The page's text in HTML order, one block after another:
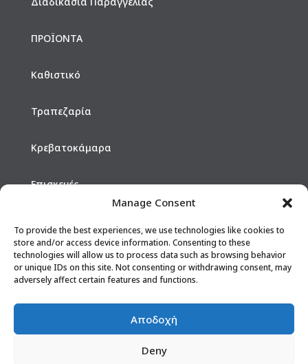
Manage Consent
To provide the best experiences, we use technologies like cookies to
store and/or access device information. Consenting to these
technologies will allow us to process data such as browsing behavior
or unique IDs on this site. Not consenting or withdrawing consent, may
adversely affect certain features and functions.
Αποδοχή
Deny
ΠΡΟΪΟΝΤΑ
Καθιστικό
Τραπεζαρία
Κρεβατοκάμαρα
Επισκευές
ΕΠΙΚΟΙΝΩΝΙΑ